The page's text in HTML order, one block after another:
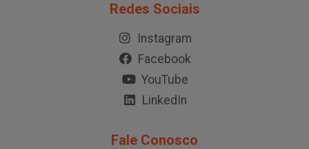
Redes Sociais
Instagram
Facebook
YouTube
LinkedIn
Fale Conosco